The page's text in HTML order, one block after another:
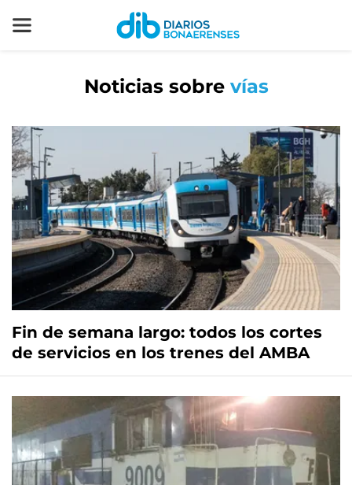
Noticias sobre vías
Fin de semana largo: todos los cortes
de servicios en los trenes del AMBA